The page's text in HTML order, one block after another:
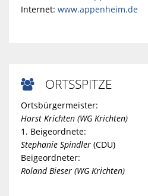
Internet: www.appenheim.de
 ORTSSPITZE
Ortsbürgermeister:
Horst Krichten (WG Krichten)
1. Beigeordnete:
Stephanie Spindler(CDU)
Beigeordneter:
Roland Bieser (WG Krichten)